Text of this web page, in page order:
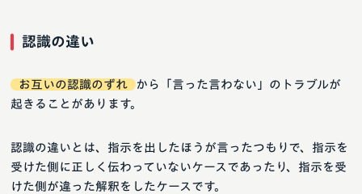
認識の違い
お互いの認識のずれ
から「言った言わない」のトラブルが
起きることがあります。
認識の違いとは、指示を出したほうが言ったつもりで、指示を
受けた側に正しく伝わっていないケースであったり、指示を受
けた側が違った解釈をしたケースです。